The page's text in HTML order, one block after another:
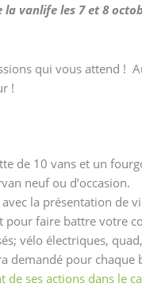
vanlife les 7 et 8
qui vous attend !
!
de 10 vans et un
neuf ou d’occasion.
la présentation de
pour faire battre votre
vélo électriques,
demandé pour chaque
ses actions dans le